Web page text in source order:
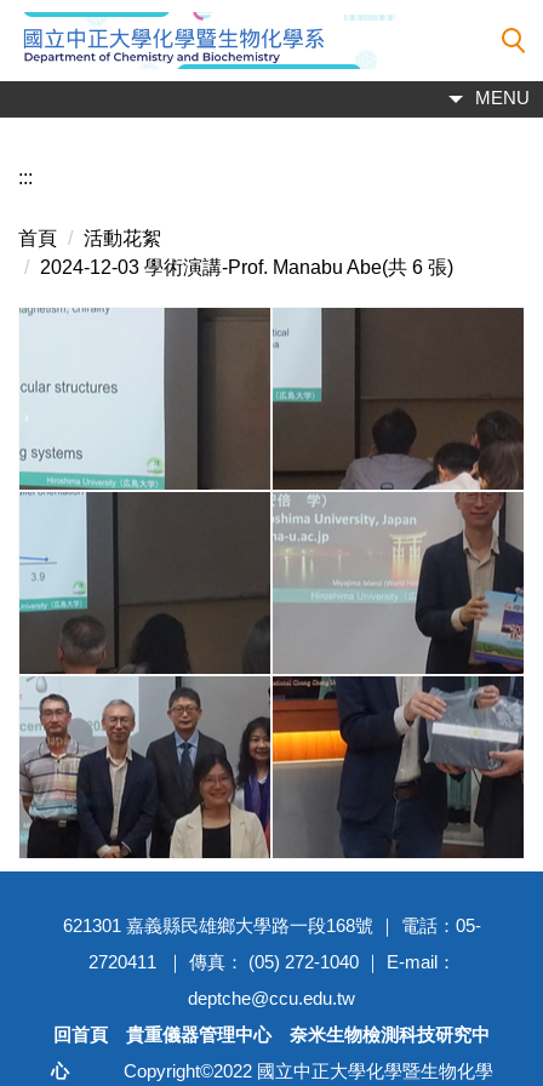
跳
到
主
MENU
:::
首頁
活動花絮
2024-12-03 學術演講-Prof. Manabu Abe(共 6 張)
621301 嘉義縣民雄鄉大學路一段168號 ｜ 電話：05-
2720411 ｜ 傳真： (05) 272-1040 ｜ E-mail：
deptche@ccu.edu.tw
回首頁
貴重儀器管理中心
奈米生物檢測科技研究中
心
Copyright©2022 國立中正大學化學暨生物化學